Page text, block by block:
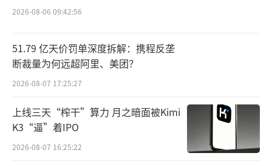
不过，业内人士认为，在全球跨境电商市
跨境电商模式已经较难获得竞争力。考虑到品
牌建设和市场推广的难度，在海外市场建立品
要深入了解当地文化和市场需求，如果企业没
有做好充分的市场调研和品牌推广，就很难在
海外市场上与其他本土公司同台竞技。
2026-08-06 09:42:56
51.79 亿天价罚单深度拆解：携程反垄
断裁量为何远超阿里、美团？
2026-08-07 17:25:27
上线三天“榨干”算力 月之暗面被Kimi
K3“逼”着IPO
2026-08-07 16:25:22